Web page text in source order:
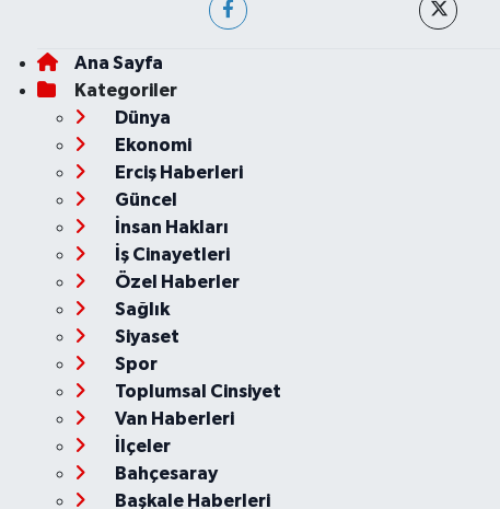
Ana Sayfa
Kategoriler
Dünya
Ekonomi
Erciş Haberleri
Güncel
İnsan Hakları
İş Cinayetleri
Özel Haberler
Sağlık
Siyaset
Spor
Toplumsal Cinsiyet
Van Haberleri
İlçeler
Bahçesaray
Başkale Haberleri